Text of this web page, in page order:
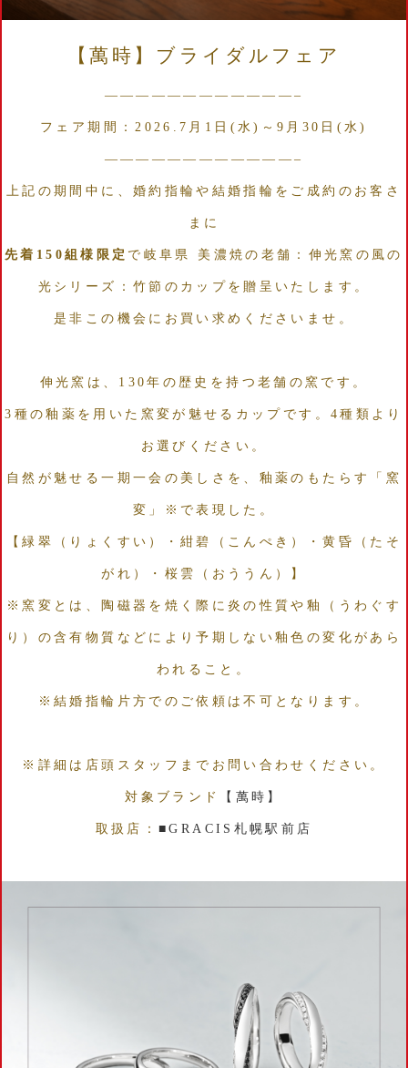
【萬時】ブライダルフェア
————————————–
フェア期間：2026.7月1日(水)～9月30日(水)
————————————–
上記の期間中に、婚約指輪や結婚指輪をご成約のお客さ
まに
先着150組様限定 で岐阜県 美濃焼の老舗：伸光窯の風の
光シリーズ：竹節のカップを贈呈いたします。
是非この機会にお買い求めくださいませ。
伸光窯は、130年の歴史を持つ老舗の窯です。
3種の釉薬を用いた窯変が魅せるカップです。4種類より
お選びください。
自然が魅せる一期一会の美しさを、釉薬のもたらす「窯
変」※で表現した。
【緑翠（りょくすい）・紺碧（こんぺき）・黄昏（たそ
がれ）・桜雲（おううん）】
※窯変とは、陶磁器を焼く際に炎の性質や釉（うわぐす
り）の含有物質などにより予期しない釉色の変化があら
われること。
※結婚指輪片方でのご依頼は不可となります。
※詳細は店頭スタッフまでお問い合わせください。
対象ブランド 【萬時】
取扱店：■GRACIS札幌駅前店